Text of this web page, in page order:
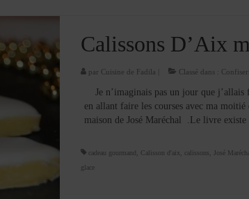
Calissons D’Aix
par Cuisine de Fadila Classé dans :
Je n’imaginais pas un jour que j’allais
en allant faire les courses avec ma
maison de José Maréchal .Le livre
cadeau gourmand Calisson d'aix calissons José
glace